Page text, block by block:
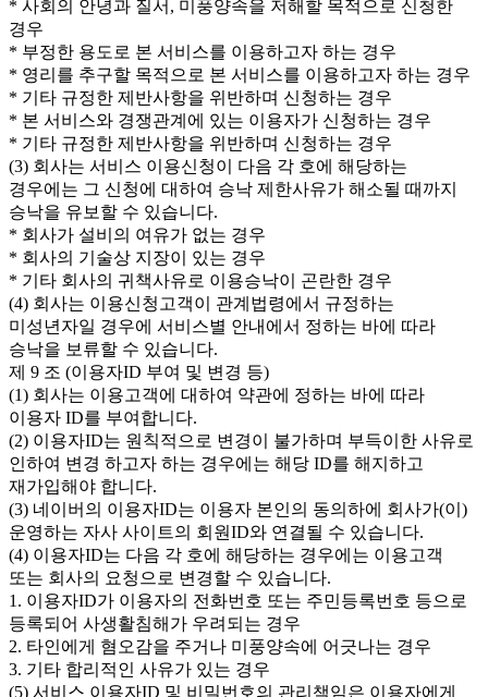
* 사회의 안녕과 질서, 미풍양속을 저해할 목적으로 신청한
경우
* 부정한 용도로 본 서비스를 이용하고자 하는 경우
* 영리를 추구할 목적으로 본 서비스를 이용하고자 하는 경우
* 기타 규정한 제반사항을 위반하며 신청하는 경우
* 본 서비스와 경쟁관계에 있는 이용자가 신청하는 경우
* 기타 규정한 제반사항을 위반하며 신청하는 경우
(3) 회사는 서비스 이용신청이 다음 각 호에 해당하는
경우에는 그 신청에 대하여 승낙 제한사유가 해소될 때까지
승낙을 유보할 수 있습니다.
* 회사가 설비의 여유가 없는 경우
* 회사의 기술상 지장이 있는 경우
* 기타 회사의 귀책사유로 이용승낙이 곤란한 경우
(4) 회사는 이용신청고객이 관계법령에서 규정하는
미성년자일 경우에 서비스별 안내에서 정하는 바에 따라
승낙을 보류할 수 있습니다.
제 9 조 (이용자ID 부여 및 변경 등)
(1) 회사는 이용고객에 대하여 약관에 정하는 바에 따라
이용자 ID를 부여합니다.
(2) 이용자ID는 원칙적으로 변경이 불가하며 부득이한 사유로
인하여 변경 하고자 하는 경우에는 해당 ID를 해지하고
재가입해야 합니다.
(3) 네이버의 이용자ID는 이용자 본인의 동의하에 회사가(이)
운영하는 자사 사이트의 회원ID와 연결될 수 있습니다.
(4) 이용자ID는 다음 각 호에 해당하는 경우에는 이용고객
또는 회사의 요청으로 변경할 수 있습니다.
1. 이용자ID가 이용자의 전화번호 또는 주민등록번호 등으로
등록되어 사생활침해가 우려되는 경우
2. 타인에게 혐오감을 주거나 미풍양속에 어긋나는 경우
3. 기타 합리적인 사유가 있는 경우
(5) 서비스 이용자ID 및 비밀번호의 관리책임은 이용자에게